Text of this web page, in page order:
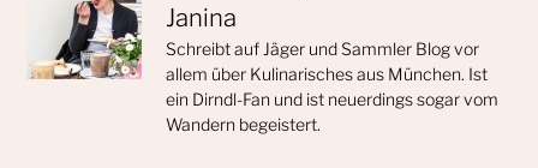
Janina
Schreibt auf Jäger und Sammler Blog vor
allem über Kulinarisches aus München. Ist
ein Dirndl-Fan und ist neuerdings sogar vom
Wandern begeistert.